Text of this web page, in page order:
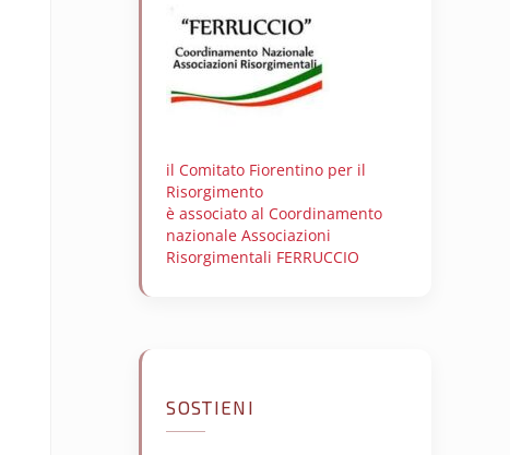
il Comitato Fiorentino per il
Risorgimento
è associato al Coordinamento
nazionale Associazioni
Risorgimentali FERRUCCIO
SOSTIENI